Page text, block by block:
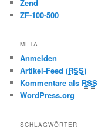
Zend
ZF-100-500
META
Anmelden
Artikel-Feed (RSS)
Kommentare als RSS
WordPress.org
SCHLAGWÖRTER